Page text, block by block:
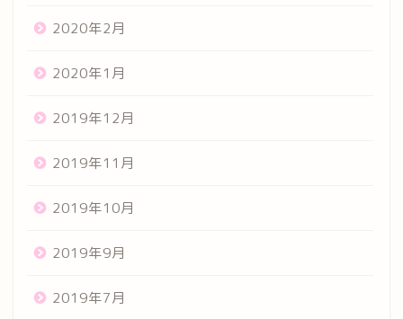
2020年2月
2020年1月
2019年12月
2019年11月
2019年10月
2019年9月
2019年7月